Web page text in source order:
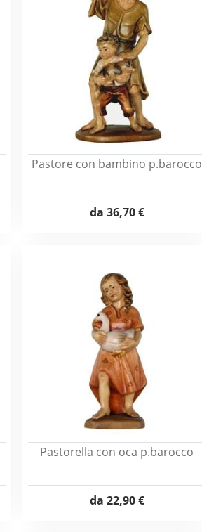
Pastore con bambino p.barocco
da 36,70 €
Pastorella con oca p.barocco
da 22,90 €